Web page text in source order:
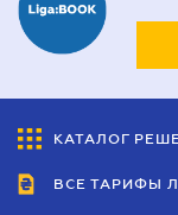
КАТАЛОГ
ВСЕ ТАРИФЫ